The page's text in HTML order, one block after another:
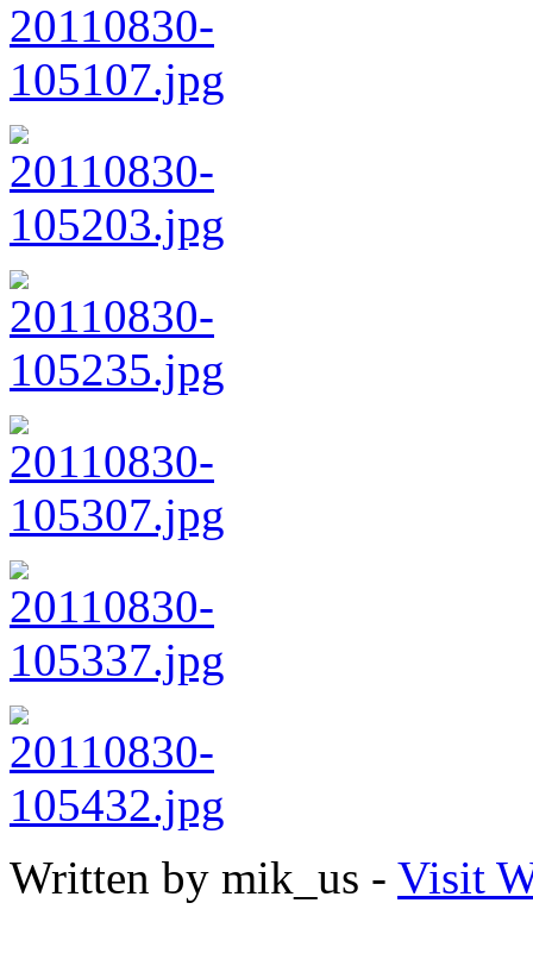
Written by mik_us - Visit